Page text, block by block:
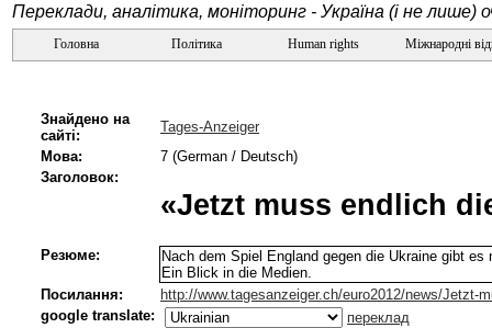
Переклади, аналітика, моніторинг - Україна (і не лише)
Головна Політика Human rights Міжнародні
Знайдено на
сайті:
Tages-Anzeiger
Мова:
7 (German / Deutsch)
Заголовок:
«Jetzt muss endlich
Резюме:
Nach dem Spiel England gegen die Ukraine gibt
Ein Blick in die Medien.
Посилання:
http://www.tagesanzeiger.ch/euro2012/news/Jetzt-
google translate:
переклад